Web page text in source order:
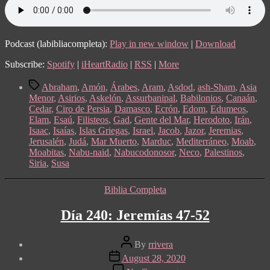
Podcast (labibliacompleta): Play in new window | Download
Subscribe: Spotify | iHeartRadio | RSS | More
TagsAbraham, Amón, Árabes, Aram, Asdod, ash-Sham, Asia
Menor, Asirios, Askelón, Assurbanipal, Babilonios, Canaán,
Cedar, Ciro de Persia, Damasco, Ecrón, Edom, Edumeos,
Elam, Esaú, Filisteos, Gad, Gente del Mar, Herodoto, Irán,
Isaac, Isaías, Islas Griegas, Israel, Jacob, Jazor, Jeremias,
Jerusalén, Judá, Mar Muerto, Marduc, Mediterráneo, Moab,
Moabitas, Nabu-naid, Nabucodonosor, Neco, Palestinos,
Siria, Susa
Categories
Biblia Completa
Día 240: Jeremías 47-52
Post
author
By rrivera
Post
date
August 28, 2020